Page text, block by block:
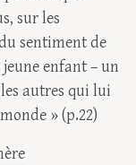
sur les
sentiment de
enfant – un
autres qui lui
» (p.22)